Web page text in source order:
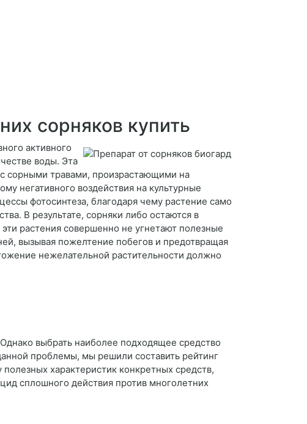
сорняков купить
активного
воды. Эта
сорными травами, произрастающими на
негативного воздействия на культурные
фотосинтеза, благодаря чему растение само
В результате, сорняки либо остаются в
растения совершенно не угнетают полезные
вызывая пожелтение побегов и предотвращая
нежелательной растительности должно
выбрать наиболее подходящее средство
проблемы, мы решили составить рейтинг
характеристик конкретных средств,
сплошного действия против многолетних